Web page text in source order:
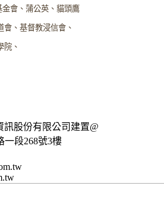
會、蒲公英、貓頭鷹
會、基督教浸信會、
院、
股份有限公司建置@
段268號3樓